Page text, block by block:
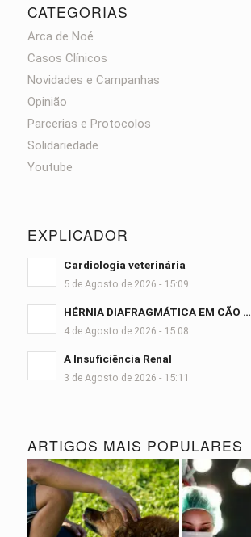
CATEGORIAS
Arca de Noé
Casos Clínicos
Novidades e Campanhas
Opinião
Parcerias e Protocolos
Solidariedade
Youtube
EXPLICADOR
Cardiologia veterinária
5 de Agosto de 2026 - 15:09
HÉRNIA DIAFRAGMÁTICA EM CÃO …
4 de Agosto de 2026 - 15:08
A Insuficiência Renal
3 de Agosto de 2026 - 15:11
ARTIGOS MAIS POPULARES